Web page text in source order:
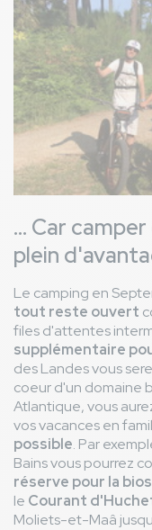
... Car
plein
Le camping en
tout reste ouvert
files d'attentes
supplémentaire
des Landes vous
coeur d'un domaine
Atlantique, vous
vos vacances en
possible. Par
Bains vous pourrez
réserve pour la
le Courant
Moliets-et-Maâ